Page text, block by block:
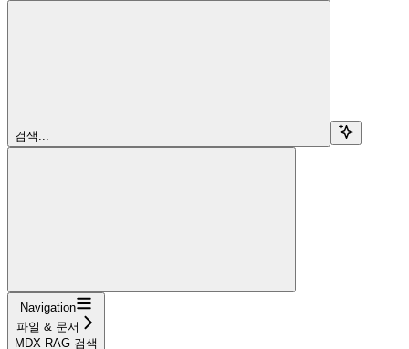
검색...
Navigation
파일 & 문서
MDX RAG 검색